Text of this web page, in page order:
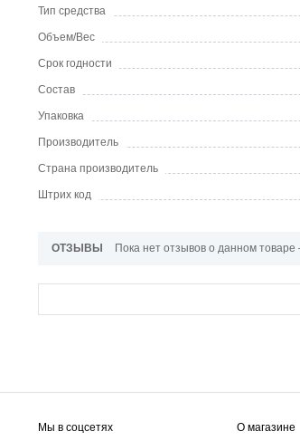
Тип средства
Объем/Вес
Срок годности
Состав
Упаковка
Производитель
Страна производитель
Штрих код
ОТЗЫВЫ Пока нет отзывов о данном
Мы в соцсетях О магазине